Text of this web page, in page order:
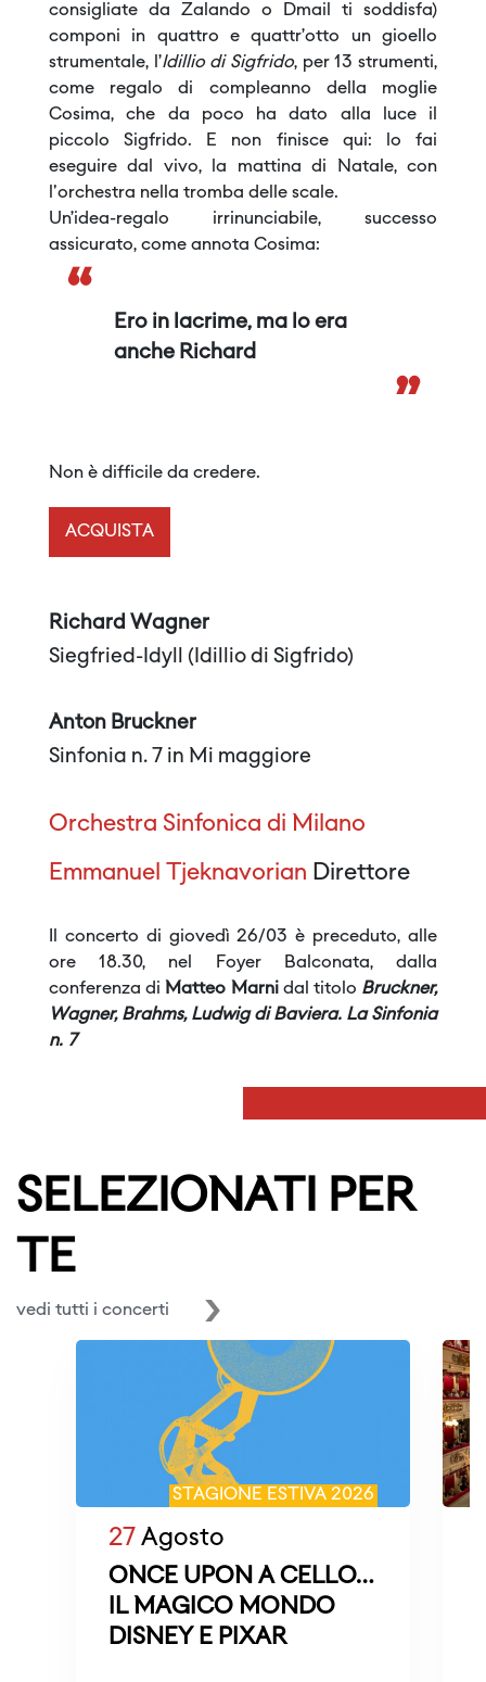
consigliate da Zalando o Dmail ti soddisfa)
componi in quattro e quattr’otto un gioello
strumentale, l’Idillio di Sigfrido, per 13 strumenti,
come regalo di compleanno della moglie
Cosima, che da poco ha dato alla luce il
piccolo Sigfrido. E non finisce qui: lo fai
eseguire dal vivo, la mattina di Natale, con
l'orchestra nella tromba delle scale.
Un’idea-regalo irrinunciabile, successo
assicurato, come annota Cosima:
“
Ero in lacrime, ma lo era
anche Richard
”
Non è difficile da credere.
ACQUISTA
Richard Wagner
Siegfried-Idyll (Idillio di Sigfrido)
Anton Bruckner
Sinfonia n. 7 in Mi maggiore
Orchestra Sinfonica di Milano
Emmanuel Tjeknavorian Direttore
Il concerto di giovedì 26/03 è preceduto, alle
ore 18.30, nel Foyer Balconata, dalla
conferenza di Matteo Marnidal titolo Bruckner,
Wagner, Brahms, Ludwig di Baviera. La Sinfonia
n. 7
SELEZIONATI PER
TE
vedi tutti i concerti
STAGIONE ESTIVA 2026
27 Agosto
ONCE UPON A CELLO…
IL MAGICO MONDO
DISNEY E PIXAR